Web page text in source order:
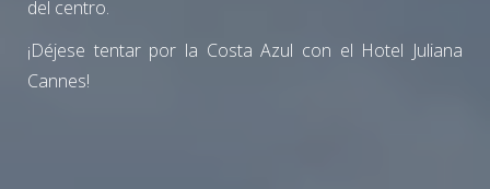
del centro.
¡Déjese tentar por la Costa Azul con el Hotel Juliana
Cannes!